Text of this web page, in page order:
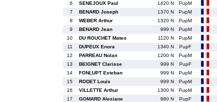
6
SENEJOUX Paul 1420 N
PupM
7
BENARD Joseph 1370 N
PupM
8
WEBER Arthur 1320 N
PupM
9
BENARD Jean 999 N
PupM
10
DU ROUCHET Mateo 1120 N
PupM
11
DUPEUX Enora 1340 N
PupF
12
PARREAU Nolan 1200 N
PupM
13
BEIGNET Clarisse 999 N
PupF
14
FONLUPT Esteban 999 N
PupM
15
RODET Louis 999 N
PupM
16
VILLETTE Arthur 1300 N
PupM
17
GOMARD Alexiane 980 N
PupF